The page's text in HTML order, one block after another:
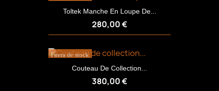
Toltek Manche En Loupe De...
280,00 €
Couteau De Collection...
380,00 €
Fuera de stock